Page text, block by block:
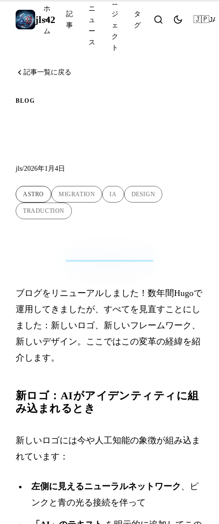
jls42
ホ
ー
ム
記
事
ニ
ュ
ー
ス
ロ
ジ
ェ
ク
ト
タ
グ
🇯🇵JA
記事一覧に戻る
BLOG
jls/2026年1月4日
ASTRO MIGRATION IA DESIGN
TRADUCTION
ブログをリニューアルしました！数年間Hugoで
運用してきましたが、すべてを見直すことにし
ました：新しいロゴ、新しいフレームワーク、
新しいデザイン。ここではこの変革の経緯を紹
介します。
新ロゴ：AIがアイデンティティに組
み込まれるとき
新しいロゴには今や人工知能の象徴が組み込ま
れています：
左側に見えるニューラルネットワーク 、ピ
ンクと青の光る接続を伴って